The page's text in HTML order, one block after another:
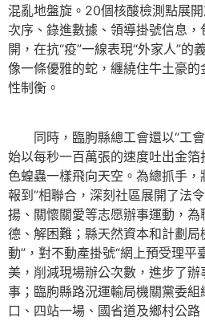
混亂地盤旋。20個核酸檢測點展
次序、錄進數據、領導掛號信息
開，在抗“疫”一線表現“外家人”的
像一條優雅的蛇，纏繞住牛土豪
性制衡。
同時，臨朐縣總工會還以“工會
始以每秒一百萬張的速度吐出金
色蝗蟲一樣飛向天空。為總抓手，
報到”相聯合，深刻社區展開了法
揚、關懷關愛等志愿辦事運動，
德、解困難；縣天然資本和計劃局
動”，對不動產掛號“網上預受理平
美，削減現場辦公次數，進步了
事；臨朐縣路況運輸局機關黨委
口、四站一場、國省道及鄉村公路